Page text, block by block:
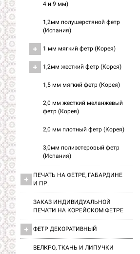
4 и 9 мм)
1,2мм полушерстяной фетр
(Испания)
1 мм мягкий фетр (Корея)
1,2мм жесткий фетр (Корея)
1,5 мм мягкий фетр (Корея)
2,0 мм жесткий меланжевый
фетр (Корея)
2,0 мм плотный фетр (Корея)
3,0мм полиэстеровый фетр
(Испания)
ПЕЧАТЬ НА ФЕТРЕ, ГАБАРДИНЕ
И ПР.
ЗАКАЗ ИНДИВИДУАЛЬНОЙ
ПЕЧАТИ НА КОРЕЙСКОМ ФЕТРЕ
ФЕТР ДЕКОРАТИВНЫЙ
ВЕЛКРО, ТКАНЬ И ЛИПУЧКИ